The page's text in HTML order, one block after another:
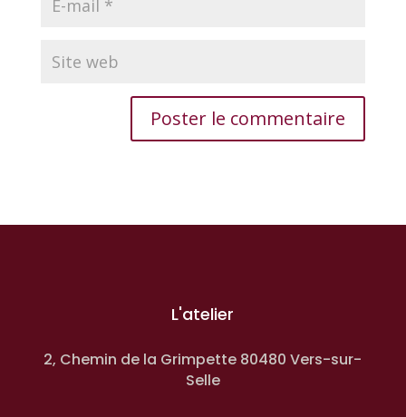
L'atelier
2, Chemin de la Grimpette 80480 Vers-sur-
Selle